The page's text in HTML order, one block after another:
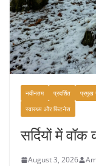
नवीनतम प्रदर्शित प्रमुख
स्वास्थ्य और फिटनेस
सर्दियों में
August 3, 2026